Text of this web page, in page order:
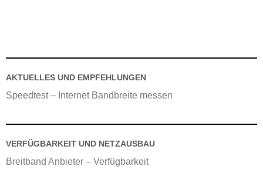
AKTUELLES UND EMPFEHLUNGEN
Speedtest – Internet Bandbreite messen
VERFÜGBARKEIT UND NETZAUSBAU
Breitband Anbieter – Verfügbarkeit